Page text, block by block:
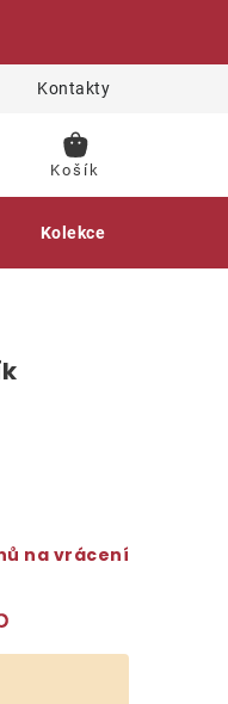
Kontakty
NÁKUPNÍ
Kolekce
na vrácení